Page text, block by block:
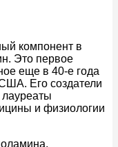
компонент в
Это первое
еще в 40-е года
Его создатели
и физиологии